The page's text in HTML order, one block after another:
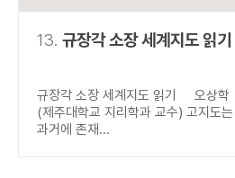
13. 규장각 소장 세계지도 읽기
규장각 소장 세계지도 읽기 오상학
(제주대학교 지리학과 교수) 고지도는
과거에 존재...